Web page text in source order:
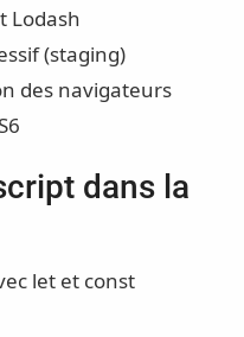
Lodash
(staging)
des navigateurs
dans la
let et const